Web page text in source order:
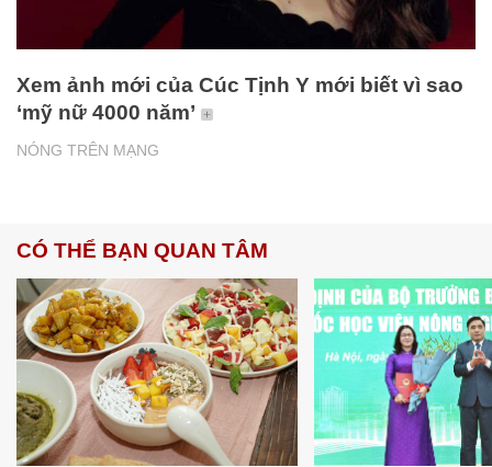
NÓNG TRÊN MẠNG
Xem ảnh mới của Cúc Tịnh Y mới biết vì sao
‘mỹ nữ 4000 năm’
CÓ THỂ BẠN QUAN TÂM